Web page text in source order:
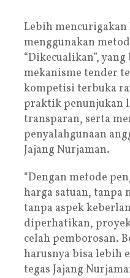
Lebih
menggunakan
“Dikecualikan”,
mekanisme tender
kompetisi terbuka
praktik penunjukan
transparan, serta
penyalahgunaan
Jajang Nurjaman.
“Dengan metode
harga satuan, tanpa
tanpa aspek
diperhatikan,
celah pemborosan.
harusnya bisa lebih
tegas Jajang